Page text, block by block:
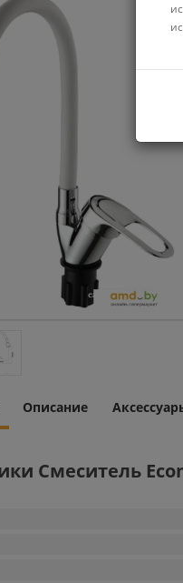
Описание
Смеситель